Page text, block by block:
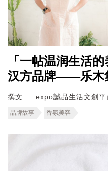
「一帖温润生活
汉方品牌——乐木
撰文 expo誠品生活文創平
品牌故事 香氛美容